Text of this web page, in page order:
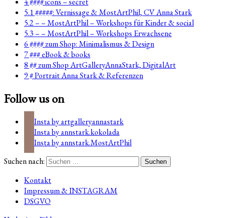
5.1 #####: Vernissage & MostArtPhil, CV Anna Stark
5.2 – – MostArtPhil – Workshops für Kinder & social
5.3 – – MostArtPhil – Workshops Erwachsene
6 #### zum Shop: Minimalismus & Design
7 ### eBook & books
8 ## zum Shop ArtGalleryAnnaStark, DigitalArt
9 # Portrait Anna Stark & Referenzen
Follow us on
Insta by artgalleryannastark
Insta by annstark.kokolada
Insta by annstark.MostArtPhil
Suchen nach:
Kontakt
Impressum & INSTAGRAM
DSGVO